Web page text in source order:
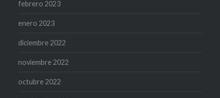
febrero 2023
enero 2023
diciembre 2022
noviembre 2022
octubre 2022